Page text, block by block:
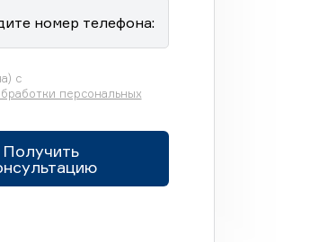
с
персональных
Получить